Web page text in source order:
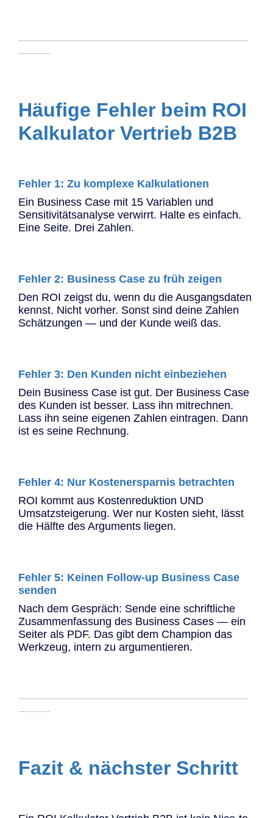
─────────────────────────────
────
Häufige Fehler beim ROI
Kalkulator Vertrieb B2B
Fehler 1: Zu komplexe Kalkulationen
Ein Business Case mit 15 Variablen und
Sensitivitätsanalyse verwirrt. Halte es einfach.
Eine Seite. Drei Zahlen.
Fehler 2: Business Case zu früh zeigen
Den ROI zeigst du, wenn du die Ausgangsdaten
kennst. Nicht vorher. Sonst sind deine Zahlen
Schätzungen — und der Kunde weiß das.
Fehler 3: Den Kunden nicht einbeziehen
Dein Business Case ist gut. Der Business Case
des Kunden ist besser. Lass ihn mitrechnen.
Lass ihn seine eigenen Zahlen eintragen. Dann
ist es seine Rechnung.
Fehler 4: Nur Kostenersparnis betrachten
ROI kommt aus Kostenreduktion UND
Umsatzsteigerung. Wer nur Kosten sieht, lässt
die Hälfte des Arguments liegen.
Fehler 5: Keinen Follow-up Business Case
senden
Nach dem Gespräch: Sende eine schriftliche
Zusammenfassung des Business Cases — ein
Seiter als PDF. Das gibt dem Champion das
Werkzeug, intern zu argumentieren.
─────────────────────────────
────
Fazit & nächster Schritt